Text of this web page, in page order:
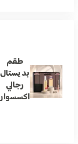
طقم
بديستال
رجالي
اكسسوار